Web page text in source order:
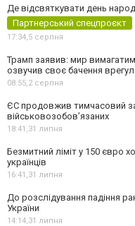
Де відсвяткувати день
Партнерський спецпроєкт
17:34,5 серпня
Трамп заявив: мир
озвучив своє бачення
08:55,2 серпня
ЄС продовжив тимчасовий
військовозобов’язаних
18:41,31 липня
Безмитний ліміт у 150 євро
українців
16:41,31 липня
До розслідування падіння
України
14:14,31 липня